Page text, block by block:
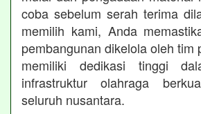
coba sebelum serah terima
memilih kami, Anda
pembangunan dikelola oleh tim
memiliki dedikasi tinggi
infrastruktur olahraga
seluruh nusantara.